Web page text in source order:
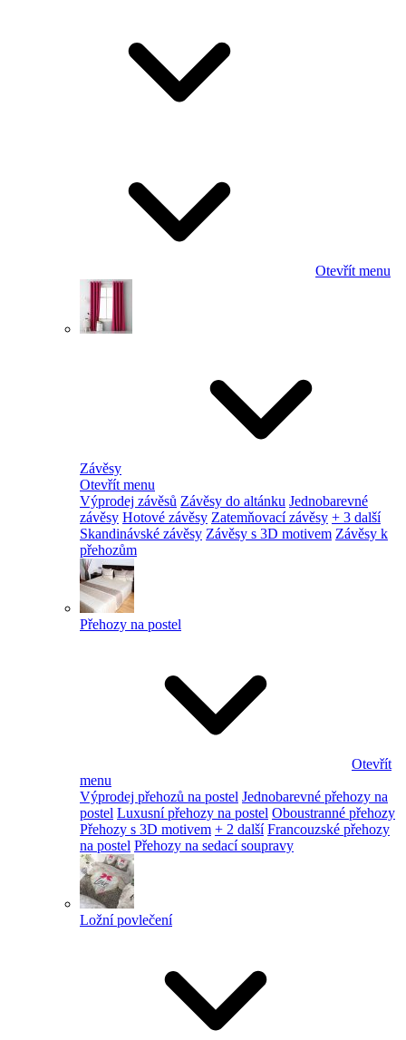
Otevřít menu
Závěsy
Otevřít menu
Výprodej závěsů Závěsy do altánku Jednobarevné
závěsy Hotové závěsy Zatemňovací závěsy + 3 další
Skandinávské závěsy Závěsy s 3D motivem Závěsy k
přehozům
Přehozy na postel
Otevřít
menu
Výprodej přehozů na postel Jednobarevné přehozy na
postel Luxusní přehozy na postel Oboustranné přehozy
Přehozy s 3D motivem + 2 další Francouzské přehozy
na postel Přehozy na sedací soupravy
Ložní povlečení